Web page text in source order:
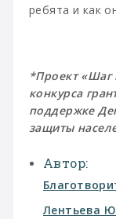
ребята и как
*Проект «Шаг
конкурса
поддержке
защиты
Автор:
Лентьева